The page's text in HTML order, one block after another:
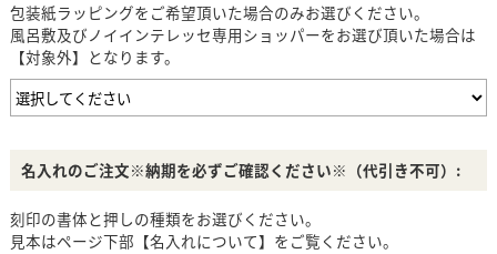
包装紙ラッピングをご希望頂いた場合のみお選びください。
風呂敷及びノイインテレッセ専用ショッパーをお選び頂いた場合は
【対象外】となります。
名入れのご注文※納期を必ずご確認ください※（代引き不可）:
刻印の書体と押しの種類をお選びください。
見本はページ下部【名入れについて】をご覧ください。